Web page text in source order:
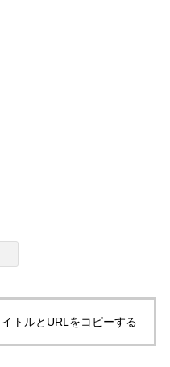
トルとURLをコピーする